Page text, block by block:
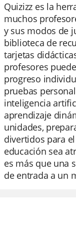
Quizizz es la
muchos
y sus modos de
biblioteca de
tarjetas
profesores
progreso
pruebas
inteligencia
aprendizaje
unidades,
divertidos para
educación sea
es más que una
de entrada a un